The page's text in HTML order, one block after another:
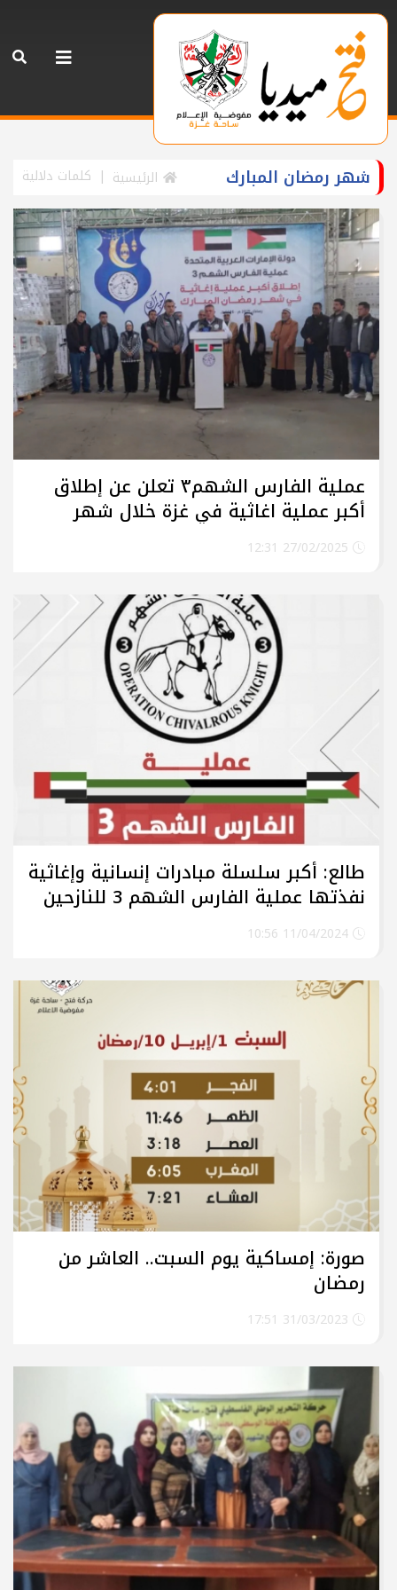
شهر رمضان المبارك الرئيسية كلمات دلالية
عملية الفارس الشهم٣ تعلن عن إطلاق
أكبر عملية اغاثية في غزة خلال شهر
رمضان المبارك
طالع: أكبر سلسلة مبادرات إنسانية وإغاثية
نفذتها عملية الفارس الشهم 3 للنازحين
في قطاع غزة خلال شهر رمضان
صورة: إمساكية يوم السبت.. العاشر من
رمضان